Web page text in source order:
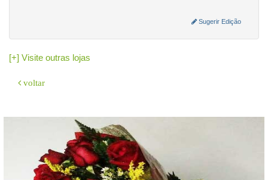
GeradorXsimplifica e agiliza a emissão de Nota Fiscal
Eletrônica (NF-e Modelo 55) para a sua empresa.
Como emitir:
Sugerir Edição
[+] Visite outras lojas
voltar